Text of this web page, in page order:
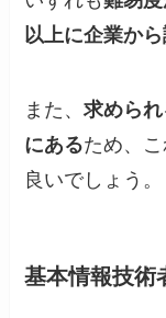
以上に企業か
また、求めら
にあるため、
良いでしょう。
基本情報技術